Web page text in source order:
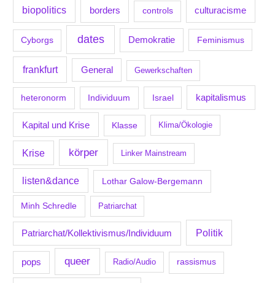
biopolitics borders controls culturacisme
Cyborgs dates Demokratie Feminismus
frankfurt General Gewerkschaften
heteronorm Individuum Israel kapitalismus
Kapital und Krise Klasse Klima/Ökologie
Krise körper Linker Mainstream
listen&dance Lothar Galow-Bergemann
Minh Schredle Patriarchat
Patriarchat/Kollektivismus/Individuum Politik
pops queer Radio/Audio rassismus